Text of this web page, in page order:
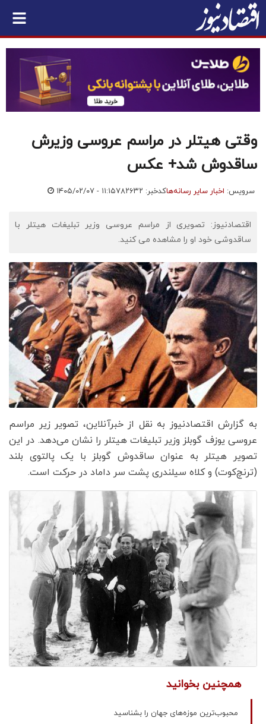
وقتی هیتلر در مراسم عروسی وزیرش
ساقدوش شد+ عکس
سرویس: اخبار سایر رسانه‌هاکدخبر: ۷۸۲۶۳۲ ۱۴۰۵/۰۲/۰۷ - ۱۱:۱۵
اقتصادنیوز: تصویری از مراسم عروسی وزیر تبلیغات هیتلر با
ساقدوشی خود او را مشاهده می کنید.
به گزارش اقتصادنیوز به نقل از خبرآنلاین، تصویر زیر مراسم
عروسی یوزف گوبلز وزیر تبلیغات هیتلر را نشان می‌دهد. در این
تصویر هیتلر به عنوان ساقدوش گوبلز با یک پالتوی بلند
(ترنچ‌کوت) و کلاه سیلندری پشت سر داماد در حرکت است.
همچنین بخوانید
محبوب‌ترین موزه‌های جهان را بشناسید